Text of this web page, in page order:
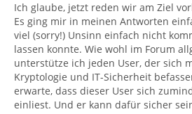
Ich glaube, jetzt reden wir am Ziel
Es ging mir in meinen Antworten
viel (sorry!) Unsinn einfach nicht
lassen konnte. Wie wohl im Forum
unterstütze ich jeden User, der sich
Kryptologie und IT-Sicherheit
erwarte, dass dieser User sich
einliest. Und er kann dafür sicher